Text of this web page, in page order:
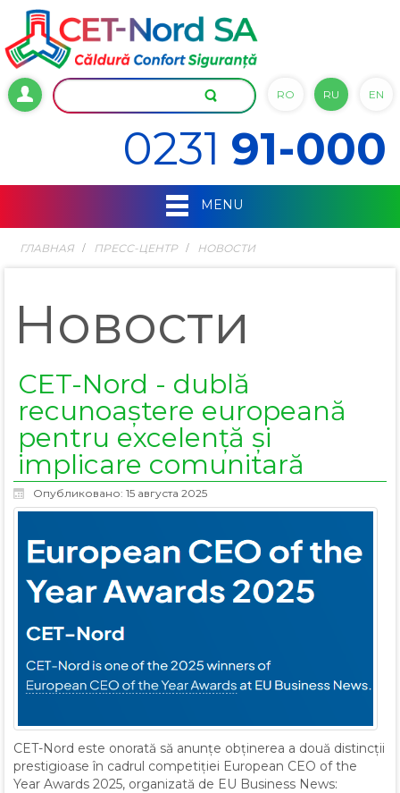
RO RU EN
0231 91-000
MENU
ГЛАВНАЯ ПРЕСС-ЦЕНТР НОВОСТИ
Новости
CET-Nord - dublă
recunoaștere europeană
pentru excelență și
implicare comunitară
Опубликовано: 15 августа 2025
CET-Nord este onorată să anunțe obținerea a două distincții
prestigioase în cadrul competiției European CEO of the
Year Awards 2025, organizată de EU Business News: